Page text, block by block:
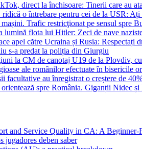
direct la închisoare: Tinerii care au
o întrebare pentru cei de la USR:
Trafic restricţionat pe sensul spre
lumină flota lui Hitler: Zeci de nave
apel către Ucraina și Rusia: Respectați
s-a predat la poliția din Giurgiu
la CM de canotaj U19 de la Plovdiv, cu
ale românilor efectuate în bisericile
facultative au înregistrat o creștere de
spre România. Giganții Nidec
and Service Quality in CA: A Beginner-
jugadores deben saber